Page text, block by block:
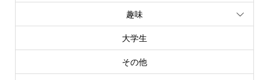
趣味
大学生
その他